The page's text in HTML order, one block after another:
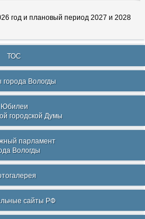
год и плановый период 2027 и 2028
ТОС
города Вологды
Юбилеи
городской Думы
парламент
Вологды
сайты РФ